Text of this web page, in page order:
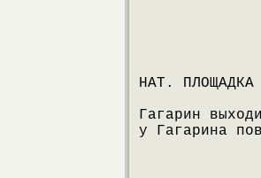
НАТ.
Гагарин
у Гагарина